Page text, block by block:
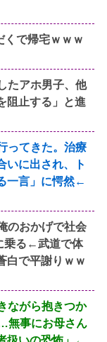
くで帰宅ｗｗｗ
たアホ男子、他
阻止する」と進
ってきた。治療
いに出され、ト
一言」に愕然←
のおかげで社会
乗る←武道で体
白で平謝りｗｗ
ながら抱きつか
無事にお母さん